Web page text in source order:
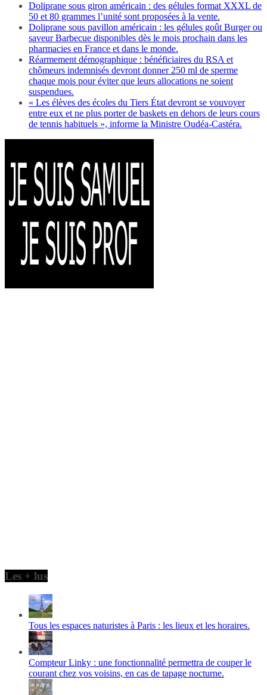
Doliprane sous giron américain : des gélules format XXXL de
50 et 80 grammes l’unité sont proposées à la vente.
Doliprane sous pavillon américain : les gélules goût Burger ou
saveur Barbecue disponibles dès le mois prochain dans les
pharmacies en France et dans le monde.
Réarmement démographique : bénéficiaires du RSA et
chômeurs indemnisés devront donner 250 ml de sperme
chaque mois pour éviter que leurs allocations ne soient
suspendues.
« Les élèves des écoles du Tiers État devront se vouvoyer
entre eux et ne plus porter de baskets en dehors de leurs cours
de tennis habituels », informe la Ministre Oudéa-Castéra.
Les + lus
Tous les espaces naturistes à Paris : les lieux et les horaires.
Compteur Linky : une fonctionnalité permettra de couper le
courant chez vos voisins, en cas de tapage nocturne.